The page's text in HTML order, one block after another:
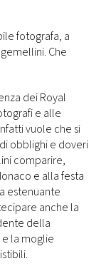
fotografa, a
Che
dei Royal
e alle
vuole che si
obblighi e doveri
comparire,
e alla festa
estenuante
anche la
della
la moglie